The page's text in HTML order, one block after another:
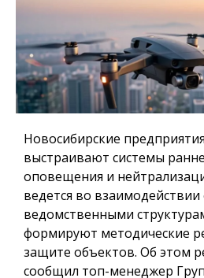
Новосибирские
выстраивают системы
оповещения и
ведется во
ведомственными
формируют методические
защите объектов. Об этом
сообщил топ-менеджер